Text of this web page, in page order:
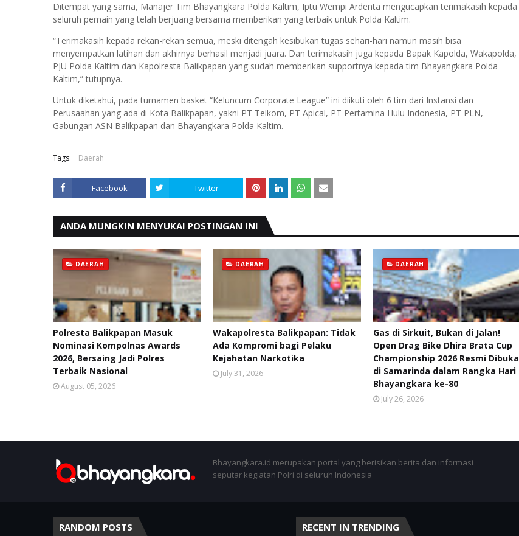
Ditempat yang sama, Manajer Tim Bhayangkara Polda Kaltim, Iptu Wempi Ardenta mengucapkan terimakasih kepada
seluruh pemain yang telah berjuang bersama memberikan yang terbaik untuk Polda Kaltim.
“Terimakasih kepada rekan-rekan semua, meski ditengah kesibukan tugas sehari-hari namun masih bisa
menyempatkan latihan dan akhirnya berhasil menjadi juara. Dan terimakasih juga kepada Bapak Kapolda, Wakapolda,
PJU Polda Kaltim dan Kapolresta Balikpapan yang sudah memberikan supportnya kepada tim Bhayangkara Polda
Kaltim,” tutupnya.
Untuk diketahui, pada turnamen basket “Keluncum Corporate League” ini diikuti oleh 6 tim dari Instansi dan
Perusaahan yang ada di Kota Balikpapan, yakni PT Telkom, PT Apical, PT Pertamina Hulu Indonesia, PT PLN,
Gabungan ASN Balikpapan dan Bhayangkara Polda Kaltim.
Tags: Daerah
Facebook Twitter
ANDA MUNGKIN MENYUKAI POSTINGAN INI
DAERAH
Polresta Balikpapan Masuk
Nominasi Kompolnas Awards
2026, Bersaing Jadi Polres
Terbaik Nasional
August 05, 2026
DAERAH
Wakapolresta Balikpapan: Tidak
Ada Kompromi bagi Pelaku
Kejahatan Narkotika
July 31, 2026
DAERAH
Gas di Sirkuit, Bukan di Jalan!
Open Drag Bike Dhira Brata Cup
Championship 2026 Resmi Dibuka
di Samarinda dalam Rangka Hari
Bhayangkara ke-80
July 26, 2026
Bhayangkara.id merupakan portal yang berisikan berita dan informasi
seputar kegiatan Polri di seluruh Indonesia
RANDOM POSTS RECENT IN TRENDING